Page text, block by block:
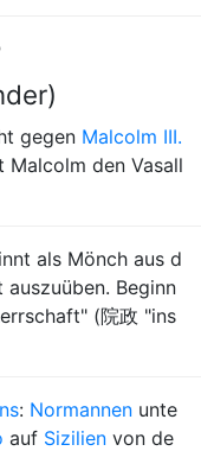
gegen Malcolm III.
Malcolm den Vasall
als Mönch aus d
Beginn
(院政 "ins
: Normannen unte
auf Sizilien von de